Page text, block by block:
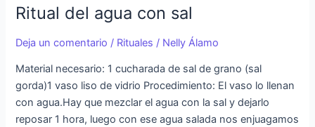
Ritual del agua con sal
Deja un comentario / Rituales / Nelly Álamo
Material necesario: 1 cucharada de sal de grano (sal
gorda)1 vaso liso de vidrio Procedimiento: El vaso lo llenan
con agua.Hay que mezclar el agua con la sal y dejarlo
reposar 1 hora, luego con ese agua salada nos enjuagamos